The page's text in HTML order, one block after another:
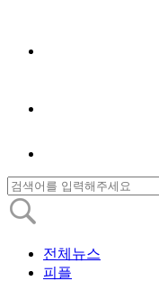
전체뉴스
피플